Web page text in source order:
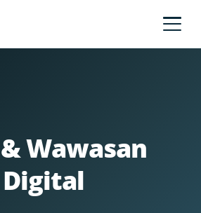
Wawasan
Digital